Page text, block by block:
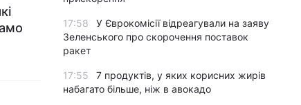
17:58
У Єврокомісії відреагували на заяву
Зеленського про скорочення поставок
ракет
17:55
7 продуктів, у яких корисних жирів
набагато більше, ніж в авокадо